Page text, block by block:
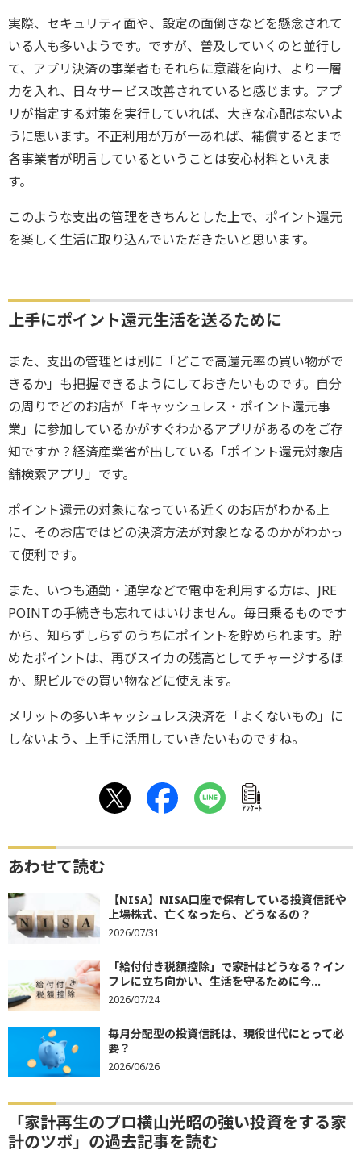
実際、セキュリティ面や、設定の面倒さなどを懸念されて
いる人も多いようです。ですが、普及していくのと並行し
て、アプリ決済の事業者もそれらに意識を向け、より一層
力を入れ、日々サービス改善されていると感じます。アプ
リが指定する対策を実行していれば、大きな心配はないよ
うに思います。不正利用が万が一あれば、補償するとまで
各事業者が明言しているということは安心材料といえま
す。
このような支出の管理をきちんとした上で、ポイント還元
を楽しく生活に取り込んでいただきたいと思います。
上手にポイント還元生活を送るために
また、支出の管理とは別に「どこで高還元率の買い物がで
きるか」も把握できるようにしておきたいものです。自分
の周りでどのお店が「キャッシュレス・ポイント還元事
業」に参加しているかがすぐわかるアプリがあるのをご存
知ですか？経済産業省が出している「ポイント還元対象店
舗検索アプリ」です。
ポイント還元の対象になっている近くのお店がわかる上
に、そのお店ではどの決済方法が対象となるのかがわかっ
て便利です。
また、いつも通勤・通学などで電車を利用する方は、JRE
POINTの手続きも忘れてはいけません。毎日乗るものです
から、知らずしらずのうちにポイントを貯められます。貯
めたポイントは、再びスイカの残高としてチャージするほ
か、駅ビルでの買い物などに使えます。
メリットの多いキャッシュレス決済を「よくないもの」に
しないよう、上手に活用していきたいものですね。
ｱﾝｹｰﾄ
あわせて読む
【NISA】NISA口座で保有している投資信託や
上場株式、亡くなったら、どうなるの？
2026/07/31
「給付付き税額控除」で家計はどうなる？イン
フレに立ち向かい、生活を守るために今...
2026/07/24
毎月分配型の投資信託は、現役世代にとって必
要？
2026/06/26
「家計再生のプロ横山光昭の強い投資をする家
計のツボ」の過去記事を読む